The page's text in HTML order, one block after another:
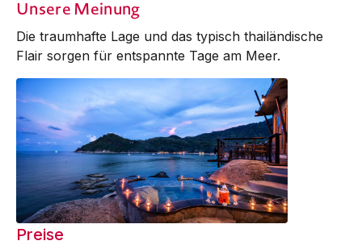
Unsere Meinung
Die traumhafte Lage und das typisch thailändische
Flair sorgen für entspannte Tage am Meer.
Preise